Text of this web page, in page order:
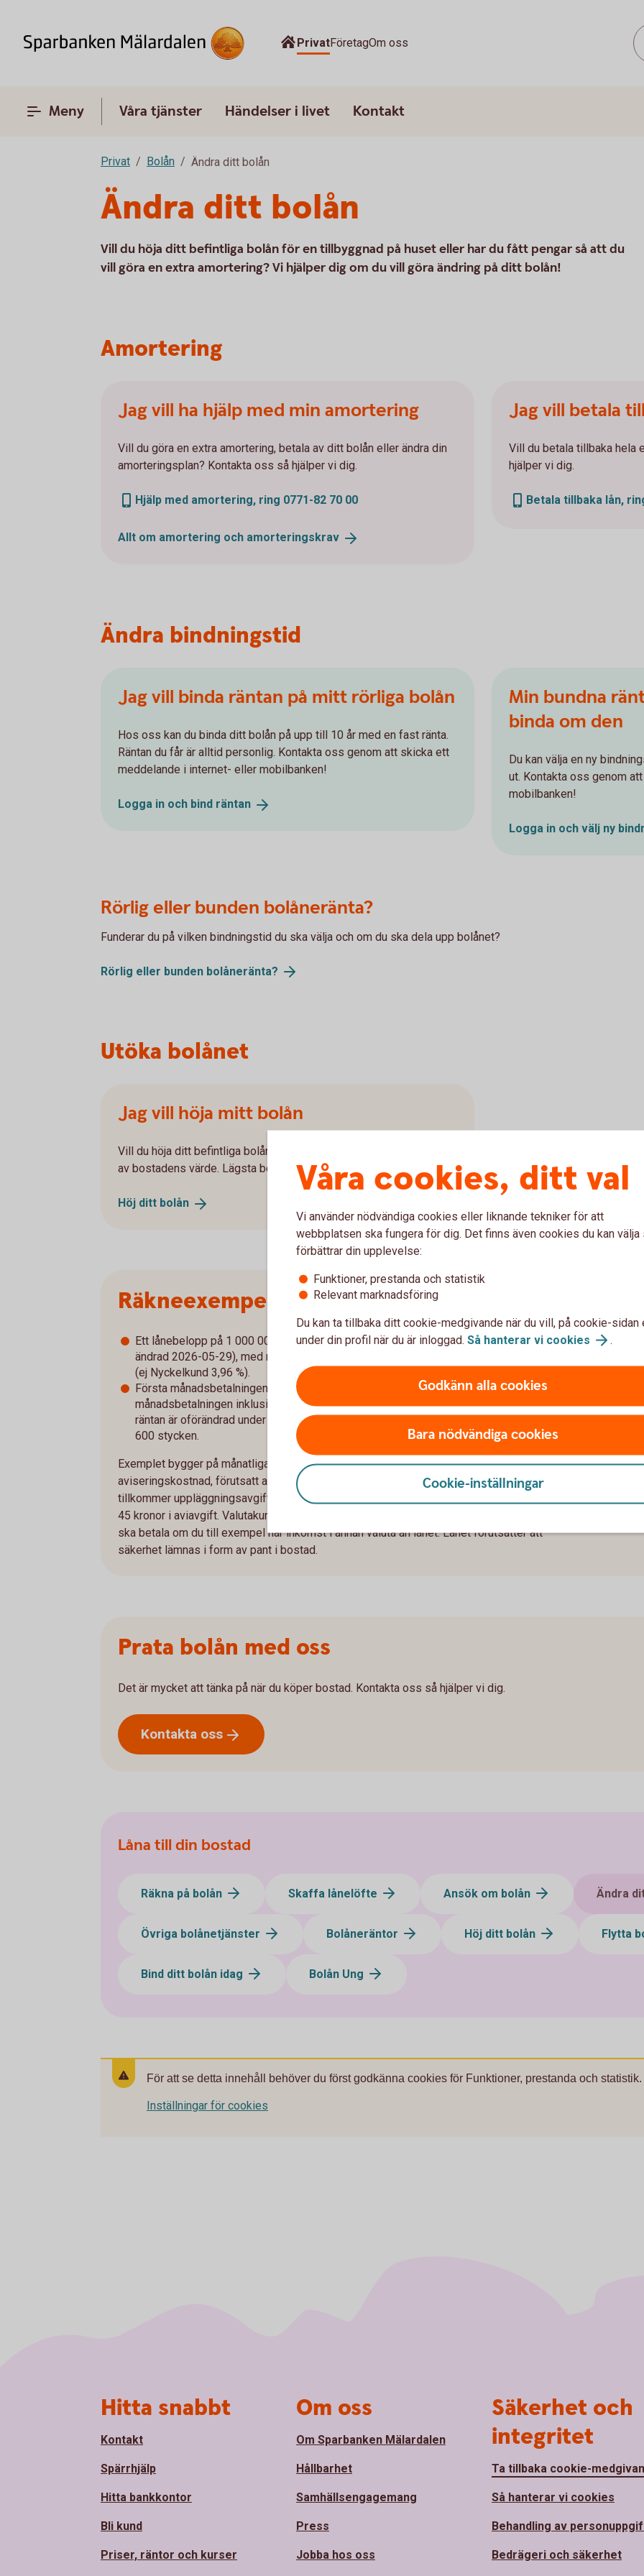
PrivatFöretagOm oss
Meny Våra tjänster Händelser i livet Kontakt
Privat Bolån Ändra ditt bolån
Ändra ditt bolån
Vill du höja ditt befintliga bolån för en tillbyggnad på huset eller har du fått pengar så att du
vill göra en extra amortering? Vi hjälper dig om du vill göra ändring på ditt bolån!
Amortering
Jag vill ha hjälp med min amortering
Vill du göra en extra amortering, betala av ditt bolån eller ändra din
amorteringsplan? Kontakta oss så hjälper vi dig.
Hjälp med amortering, ring 0771-82 70 00
Allt om amortering och amorteringskrav
Jag vill betala
Vill du betala tillbaka hela
hjälper vi dig.
Betala tillbaka lån,
Ändra bindningstid
Jag vill binda räntan på mitt rörliga bolån
Hos oss kan du binda ditt bolån på upp till 10 år med en fast ränta.
Räntan du får är alltid personlig. Kontakta oss genom att skicka ett
meddelande i internet- eller mobilbanken!
Logga in och bind räntan
Min bundna
binda om den
Du kan välja en ny
ut. Kontakta oss genom
mobilbanken!
Logga in och välj ny
Rörlig eller bunden bolåneränta?
Funderar du på vilken bindningstid du ska välja och om du ska dela upp bolånet?
Rörlig eller bunden bolåneränta?
Utöka bolånet
Jag vill höja mitt bolån
Vill du höja ditt befintliga bolån kan du göra det upp till 80 procent
av bostadens värde. Lägsta belopp vid höjning är 100 000 kronor.
Höj ditt bolån
Räkneexempel bolån
Ett lånebelopp på 1 000 000 kronor, till 3,89 % ränta (3 mån bunden, listränta senast
ändrad 2026-05-29), med rak amortering återbetalningstid 50 år, effektiv ränta: 3,96 %
(ej Nyckelkund 3,96 %).
Första månadsbetalningen inklusive amortering är 4 908 kronor, sista
månadsbetalningen inklusive amortering är 1 672 kronor, totalt belopp att betala om
räntan är oförändrad under lånets löptid är 1 974 121 kronor. Antalet avbetalningar är
600 stycken.
Exemplet bygger på månatliga aviseringar, utan uppläggningsavgift eller
aviseringskostnad, förutsatt att du är Nyckelkund och aviseras digitalt. För ej Nyckelkund
tillkommer uppläggningsavgift på 650 kronor. Vid postala avier tillkommer en kostnad på
45 kronor i aviavgift. Valutakursförändringar kan komma att påverka beloppen som du
ska betala om du till exempel har inkomst i annan valuta än lånet. Lånet förutsätter att
säkerhet lämnas i form av pant i bostad.
Prata bolån med oss
Det är mycket att tänka på när du köper bostad. Kontakta oss så hjälper vi dig.
Kontakta oss
Låna till din bostad
Räkna på bolån Skaffa lånelöfte Ansök om bolån Ändra
Övriga bolånetjänster Bolåneräntor Höj ditt bolån Flytta
Bind ditt bolån idag Bolån Ung
För att se detta innehåll behöver du först godkänna cookies för Funktioner, prestanda och statistik.
Inställningar för cookies
Våra cookies, ditt val
Vi använder nödvändiga cookies eller liknande tekniker för att
webbplatsen ska fungera för dig. Det finns även cookies du kan välja
förbättrar din upplevelse:
Funktioner, prestanda och statistik
Relevant marknadsföring
Du kan ta tillbaka ditt cookie-medgivande när du vill, på cookie-sidan
under din profil när du är inloggad. Så hanterar vi cookies .
Godkänn alla cookies
Bara nödvändiga cookies
Cookie-inställningar
Hitta snabbt
Kontakt
Spärrhjälp
Hitta bankkontor
Bli kund
Priser, räntor och kurser
Om oss
Om Sparbanken Mälardalen
Hållbarhet
Samhällsengagemang
Press
Jobba hos oss
Säkerhet och
integritet
Ta tillbaka cookie-
Så hanterar vi cookies
Behandling av
Bedrägeri och säkerhet